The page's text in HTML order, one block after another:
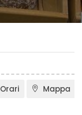
Orari Mappa